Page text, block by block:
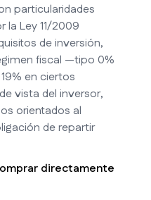
particularidades
la Ley 11/2009
de inversión,
fiscal —tipo 0%
en ciertos
vista del inversor,
orientados al
de repartir
directamente